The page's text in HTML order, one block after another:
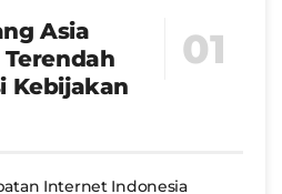
Asia
Kebijakan
Internet Indonesia